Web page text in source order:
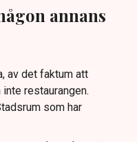
annans
av det faktum att
restaurangen.
som har